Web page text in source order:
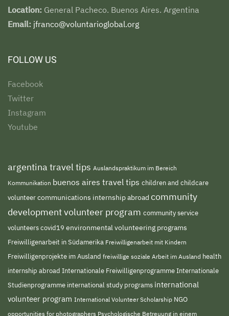
Location: General Pacheco. Buenos Aires. Argentina
Email: jfranco@voluntarioglobal.org
FOLLOW US
Facebook
Twitter
Instagram
Youtube
argentina travel tips Auslandspraktikum im Bereich
Kommunikation buenos aires travel tips children and childcare
volunteercommunications internship abroad community
development volunteer program community service
volunteerscovid19 environmental volunteering programs
Freiwilligenarbeit in Südamerika Freiwilligenarbeit mit Kindern
Freiwilligenprojekte im Ausland freiwillige soziale Arbeit im Ausland health
internship abroad Internationale FreiwilligenprogrammeInternationale
Studienprogramme international study programs international
volunteer program International Volunteer Scholarship NGO
opportunities for photographers Psychologische Betreuung in einem